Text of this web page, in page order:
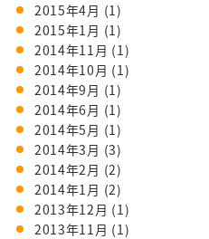
2015年4月 (1)
2015年1月 (1)
2014年11月 (1)
2014年10月 (1)
2014年9月 (1)
2014年6月 (1)
2014年5月 (1)
2014年3月 (3)
2014年2月 (2)
2014年1月 (2)
2013年12月 (1)
2013年11月 (1)